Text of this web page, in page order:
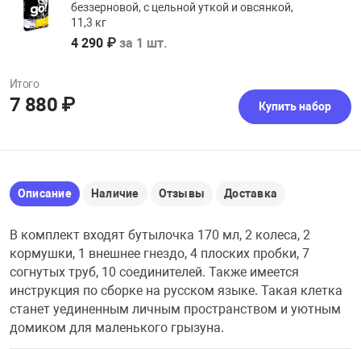
беззерновой, с цельной уткой и овсянкой,
11,3 кг
4 290 ₽ за 1 шт.
Итого
7 880 ₽ Купить набор
Описание Наличие Отзывы Доставка
В комплект входят бутылочка 170 мл, 2 колеса, 2
кормушки, 1 внешнее гнездо, 4 плоских пробки, 7
согнутых труб, 10 соединителей. Также имеется
инструкция по сборке на русском языке. Такая клетка
станет уединенным личным пространством и уютным
домиком для маленького грызуна.